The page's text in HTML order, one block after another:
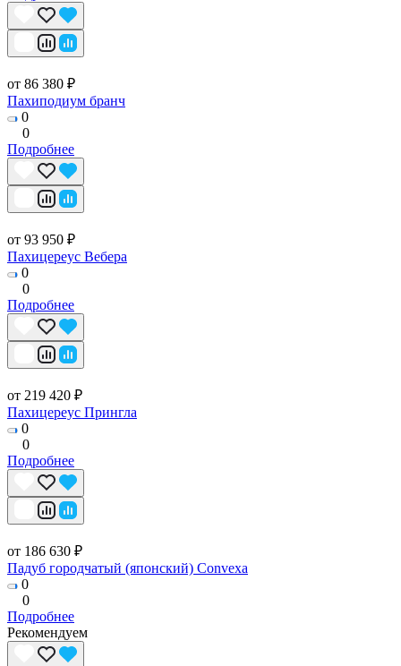
от 86 380 ₽
Пахиподиум бранч
0
0
Подробнее
от 93 950 ₽
Пахицереус Вебера
0
0
Подробнее
от 219 420 ₽
Пахицереус Прингла
0
0
Подробнее
от 186 630 ₽
Падуб городчатый (японский) Convexa
0
0
Подробнее
Рекомендуем